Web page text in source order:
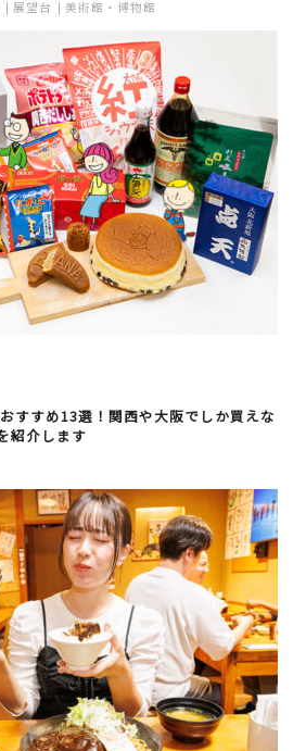
展望台 美術館・博物館
すすめ13選！関西や大阪でしか買えな
紹介します